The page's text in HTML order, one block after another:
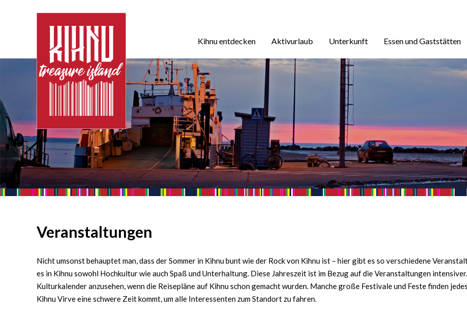
Kihnu entdecken Aktivurlaub Unterkunft Essen und Gaststätten
Veranstaltungen
Nicht umsonst behauptet man, dass der Sommer in Kihnu bunt wie der Rock von Kihnu ist – hier gibt es so verschiedene
es in Kihnu sowohl Hochkultur wie auch Spaß und Unterhaltung. Diese Jahreszeit ist im Bezug auf die Veranstaltungen
Kulturkalender anzusehen, wenn die Reisepläne auf Kihnu schon gemacht wurden. Manche große Festivale und Feste finden
Kihnu Virve eine schwere Zeit kommt, um alle Interessenten zum Standort zu fahren.